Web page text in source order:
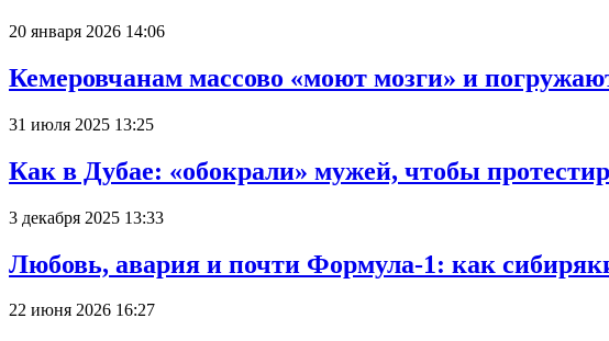
20 января 2026 14:06
Кемеровчанам массово «моют мозги» и
31 июля 2025 13:25
Как в Дубае: «обокрали» мужей, чтобы
3 декабря 2025 13:33
Любовь, авария и почти Формула-1: как
22 июня 2026 16:27